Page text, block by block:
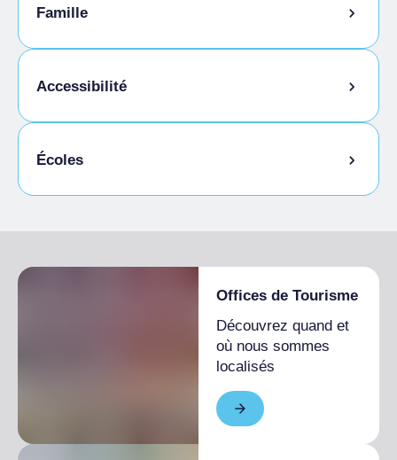
Animaux autorisés en laisse
Famille
Menu enfants
Accessibilité
Cuisine sans gluten
Écoles
Offices de Tourisme
Découvrez quand et
où nous sommes
localisés